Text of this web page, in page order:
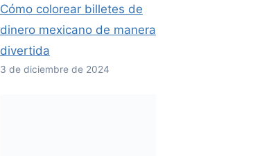
Cómo colorear billetes de
dinero mexicano de manera
divertida
3 de diciembre de 2024